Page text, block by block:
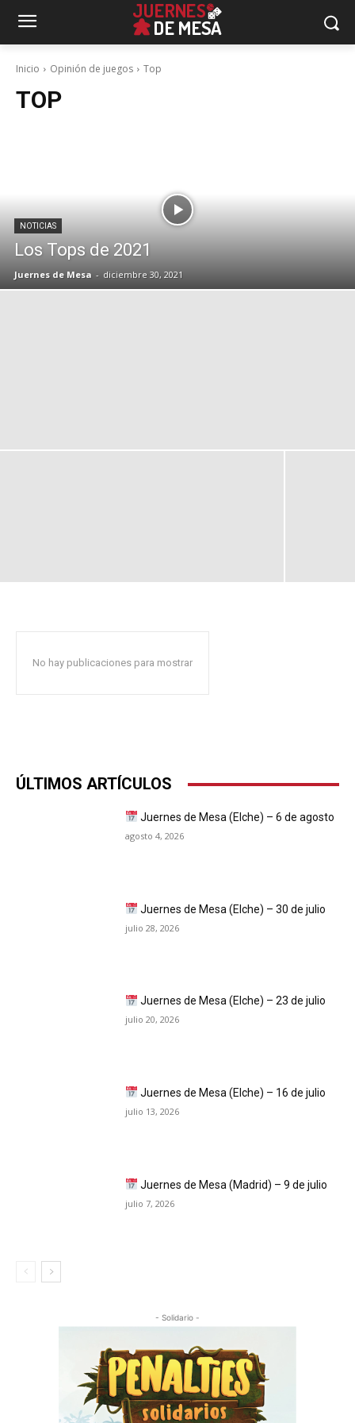
Inicio Opinión de juegos Top
TOP
NOTICIAS
Los Tops de 2021
Juernes de Mesa - diciembre 30, 2021
No hay publicaciones para mostrar
ÚLTIMOS ARTÍCULOS
Juernes de Mesa (Elche) – 6 de agosto
agosto 4, 2026
Juernes de Mesa (Elche) – 30 de julio
julio 28, 2026
Juernes de Mesa (Elche) – 23 de julio
julio 20, 2026
Juernes de Mesa (Elche) – 16 de julio
julio 13, 2026
Juernes de Mesa (Madrid) – 9 de julio
julio 7, 2026
- Solidario -